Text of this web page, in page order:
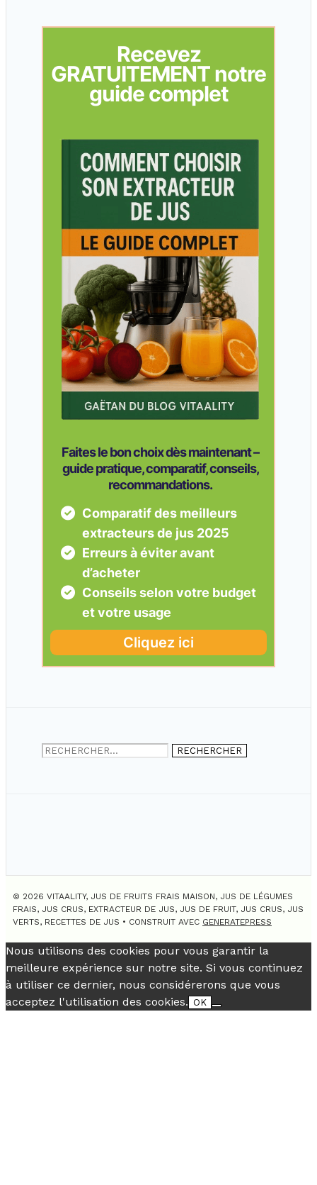
Rechercher :
© 2026 VITAALITY, JUS DE FRUITS FRAIS MAISON, JUS DE LÉGUMES
FRAIS, JUS CRUS, EXTRACTEUR DE JUS, JUS DE FRUIT, JUS CRUS, JUS
VERTS, RECETTES DE JUS • CONSTRUIT AVEC GENERATEPRESS
Nous utilisons des cookies pour vous garantir la
meilleure expérience sur notre site. Si vous continuez
à utiliser ce dernier, nous considérerons que vous
acceptez l'utilisation des cookies. OK